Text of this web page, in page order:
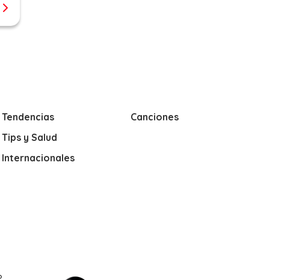
Tendencias
Tips y Salud
Internacionales
Canciones